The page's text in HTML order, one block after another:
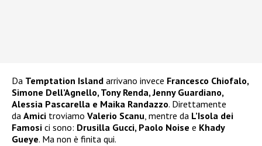
Da Temptation Island arrivano invece Francesco Chiofalo,
Simone Dell’Agnello, Tony Renda, Jenny Guardiano,
Alessia Pascarella e Maika Randazzo. Direttamente
da Amici troviamo Valerio Scanu, mentre da L’Isola dei
Famosi ci sono: Drusilla Gucci, Paolo Noise e Khady
Gueye. Ma non è finita qui.